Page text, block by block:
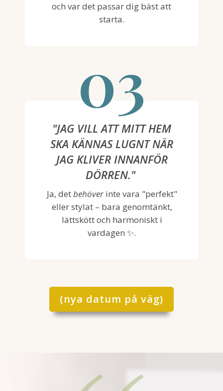
och var det passar dig bäst att
starta.
03
"JAG VILL ATT MITT HEM
SKA KÄNNAS LUGNT NÄR
JAG KLIVER INNANFÖR
DÖRREN."
Ja, detbehöverinte vara "perfekt"
eller stylat – bara genomtänkt,
lättskött och harmoniskt i
vardagen ✨.
(nya datum på väg)